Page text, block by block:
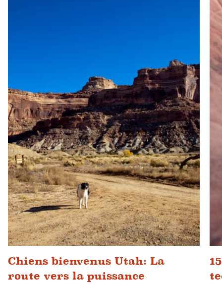
Chiens bienvenus Utah: La
route vers la puissance